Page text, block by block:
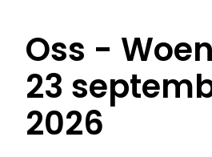
Ons
Stoppen met
Oss -
23
2026